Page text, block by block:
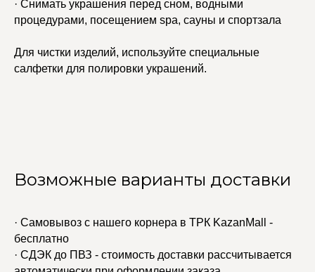
· Снимать украшения перед сном, водными
процедурами, посещением spa, сауны и спортзала
Для чистки изделий, используйте специальные
салфетки для полировки украшений.
Возможные варианты доставки
· Самовывоз с нашего корнера в ТРК KazanMall -
бесплатно
· СДЭК до ПВЗ - стоимость доставки рассчитывается